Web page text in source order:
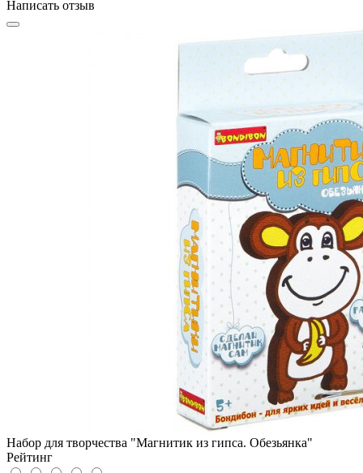
Написать отзыв
Набор для творчества "Магнитик из гипса. Обезьянка"
Рейтинг